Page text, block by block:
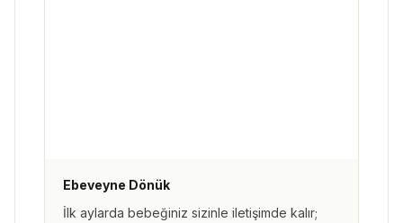
Ebeveyne Dönük
İlk aylarda bebeğiniz sizinle iletişimde kalır;